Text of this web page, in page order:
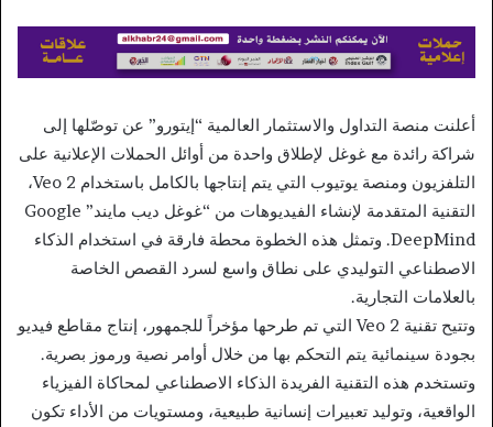
أعلنت منصة التداول والاستثمار العالمية “إيتورو” عن توصّلها إلى
شراكة رائدة مع غوغل لإطلاق واحدة من أوائل الحملات الإعلانية على
التلفزيون ومنصة يوتيوب التي يتم إنتاجها بالكامل باستخدام Veo 2،
التقنية المتقدمة لإنشاء الفيديوهات من “غوغل ديب مايند” Google
DeepMind. وتمثل هذه الخطوة محطة فارقة في استخدام الذكاء
الاصطناعي التوليدي على نطاق واسع لسرد القصص الخاصة
بالعلامات التجارية.
وتتيح تقنية Veo 2 التي تم طرحها مؤخراً للجمهور، إنتاج مقاطع فيديو
بجودة سينمائية يتم التحكم بها من خلال أوامر نصية ورموز بصرية.
وتستخدم هذه التقنية الفريدة الذكاء الاصطناعي لمحاكاة الفيزياء
الواقعية، وتوليد تعبيرات إنسانية طبيعية، ومستويات من الأداء تكون